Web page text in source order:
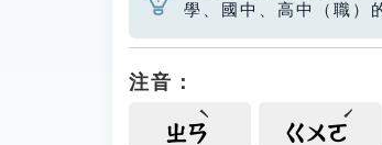
學、國中、高中（職）
注音：
ㄓㄢ ㄍㄨㄛ